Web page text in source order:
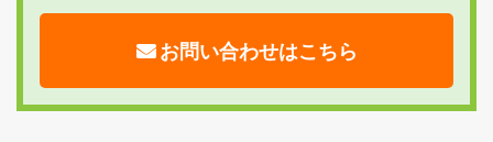
お問い合わせはこちら